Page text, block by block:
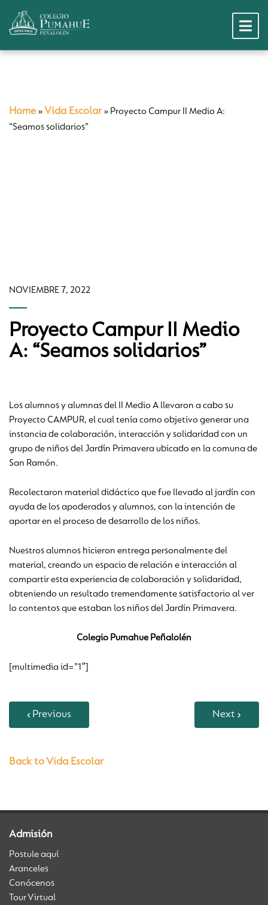
Home » Vida Escolar» Proyecto Campur II Medio A:
“Seamos solidarios”
NOVIEMBRE 7, 2022
Proyecto Campur II Medio
A: “Seamos solidarios”
Los alumnos y alumnas del II Medio A llevaron a cabo su
Proyecto CAMPUR, el cual tenía como objetivo generar una
instancia de colaboración, interacción y solidaridad con un
grupo de niños del Jardín Primavera ubicado en la comuna de
San Ramón.
Recolectaron material didáctico que fue llevado al jardín con
ayuda de los apoderados y alumnos, con la intención de
aportar en el proceso de desarrollo de los niños.
Nuestros alumnos hicieron entrega personalmente del
material, creando un espacio de relación e interacción al
compartir esta experiencia de colaboración y solidaridad,
obteniendo un resultado tremendamente satisfactorio al ver
lo contentos que estaban los niños del Jardín Primavera.
Colegio Pumahue Peñalolén
[multimedia id=”1″]
Previous Next
Back to Vida Escolar
Admisión
Postule aquí
Aranceles
Conócenos
Tour Virtual